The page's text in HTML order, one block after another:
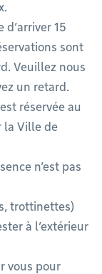
d’arriver 15
sont
Veuillez nous
un retard.
réservée au
la Ville de
n’est pas
trottinettes)
à l’extérieur
vous pour